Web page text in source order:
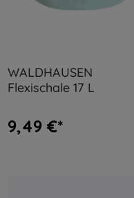
WALDHAUSEN
Flexischale 17 L
9,49 €*